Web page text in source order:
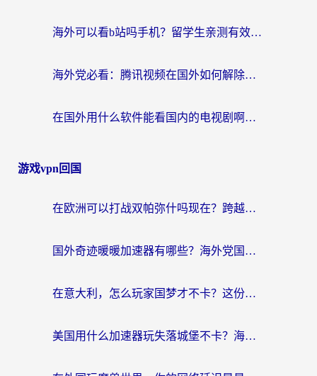
海外可以看b站吗手机？留学生亲测有效的回国加速指南
海外党必看：腾讯视频在国外如何解除地域限制？附优酷咪咕使用指南
在国外用什么软件能看国内的电视剧啊？留学生亲测有效的回国加速方案
游戏vpn回国
在欧洲可以打战双帕弥什吗现在？跨越延迟墙的实战指南
国外奇迹暖暖加速器有哪些？海外党国服游戏畅玩终极指南（附亲测推荐）
在意大利，怎么玩家国梦才不卡？这份终极加速指南请收好
美国用什么加速器玩失落城堡不卡？海外党亲测有效的国服游戏加速指南